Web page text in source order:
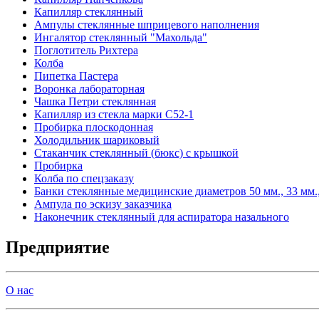
Капилляр стеклянный
Ампулы стеклянные шприцевого наполнения
Ингалятор стеклянный "Махольда"
Поглотитель Рихтера
Колба
Пипетка Пастера
Воронка лабораторная
Чашка Петри стеклянная
Капилляр из стекла марки С52-1
Пробирка плоскодонная
Холодильник шариковый
Стаканчик стеклянный (бюкс) с крышкой
Пробирка
Колба по спецзаказу
Банки стеклянные медицинские диаметров 50 мм., 33
Ампула по эскизу заказчика
Наконечник стеклянный для аспиратора назального
Предприятие
О нас